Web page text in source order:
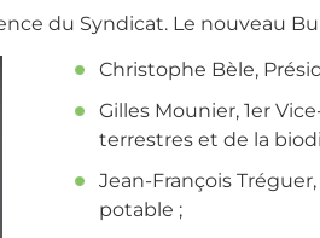
du Syndicat. Le nouveau
Christophe Bèle,
Gilles Mounier, 1er
terrestres et de la
Jean-François
potable ;